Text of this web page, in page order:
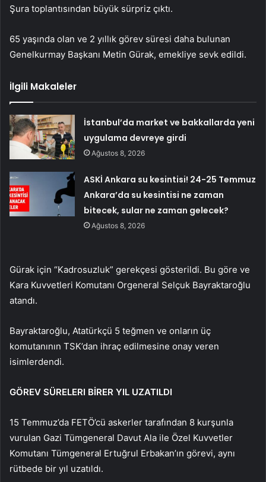
Şura toplantısından büyük sürpriz çıktı.
65 yaşında olan ve 2 yıllık görev süresi daha bulunan
Genelkurmay Başkanı Metin Gürak, emekliye sevk edildi.
İlgili Makaleler
İstanbul’da market ve bakkallarda yeni
uygulama devreye girdi
Ağustos 8, 2026
ASKİ Ankara su kesintisi! 24-25 Temmuz
Ankara’da su kesintisi ne zaman
bitecek, sular ne zaman gelecek?
Ağustos 8, 2026
Gürak için “Kadrosuzluk” gerekçesi gösterildi. Bu göre ve
Kara Kuvvetleri Komutanı Orgeneral Selçuk Bayraktaroğlu
atandı.
Bayraktaroğlu, Atatürkçü 5 teğmen ve onların üç
komutanının TSK’dan ihraç edilmesine onay veren
isimlerdendi.
GÖREV SÜRELERI BİRER YIL UZATILDI
15 Temmuz’da FETÖ’cü askerler tarafından 8 kurşunla
vurulan Gazi Tümgeneral Davut Ala ile Özel Kuvvetler
Komutanı Tümgeneral Ertuğrul Erbakan’ın görevi, aynı
rütbede bir yıl uzatıldı.